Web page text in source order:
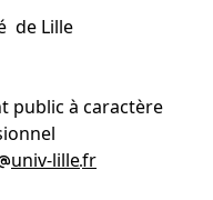
de Lille
public à caractère
univ-lillefr